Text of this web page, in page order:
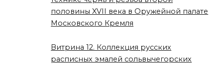
половины XVII века в Оружейной палате
Московского Кремля
Витрина 12. Коллекция русских
расписных эмалей сольвычегорских